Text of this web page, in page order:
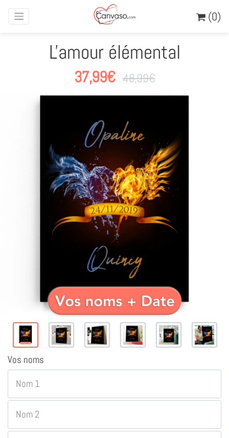
(0)
L'amour élémental
37,99€ 48,99€
Vos noms
Nom 1
Nom 2